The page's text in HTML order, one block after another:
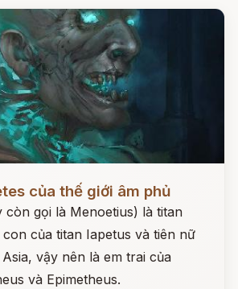
của thế giới âm phủ
còn gọi là Menoetius) là titan
của titan Iapetus và tiên nữ
vậy nên là em trai của
và Epimetheus.